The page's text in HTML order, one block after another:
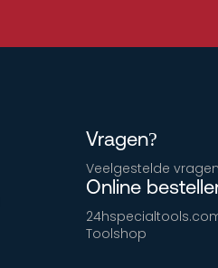
Vragen?
Veelgestelde vragen
Online
Toolshop